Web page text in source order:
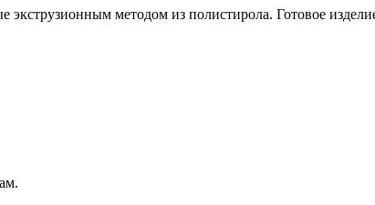
методом из полистирола. Готовое